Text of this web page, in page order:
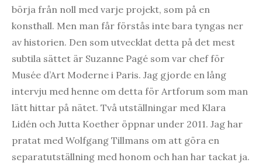
börja från noll med varje projekt, som på en
konsthall. Men man får förstås inte bara tyngas ner
av historien. Den som utvecklat detta på det mest
subtila sättet är Suzanne Pagé som var chef för
Musée d’Art Moderne i Paris. Jag gjorde en lång
intervju med henne om detta för Artforum som man
lätt hittar på nätet. Två utställningar med Klara
Lidén och Jutta Koether öppnar under 2011. Jag har
pratat med Wolfgang Tillmans om att göra en
separatutställning med honom och han har tackat ja.